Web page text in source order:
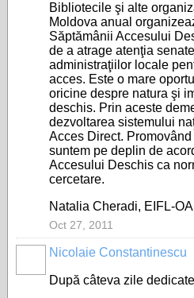
Bibliotecile şi alte
Moldova anual
Săptămânii Accesului
de a atrage atenţia
administraţiilor locale
acces. Este o mare
oricine despre natura şi
deschis. Prin aceste
dezvoltarea sistemului
Acces Direct.
suntem pe deplin de
Accesului Deschis ca
cercetare.
Natalia Cheradi, EIFL-
Oct 27, 2011
Nicolaie Constantinescu
După câteva zile